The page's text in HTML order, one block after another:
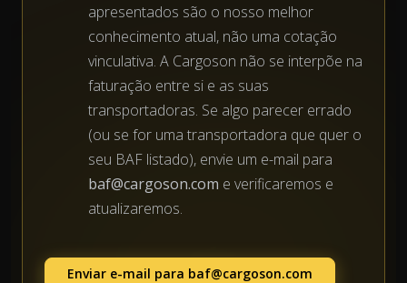
apresentados são o nosso melhor
conhecimento atual, não uma cotação
vinculativa. A Cargoson não se interpõe na
faturação entre si e as suas
transportadoras. Se algo parecer errado
(ou se for uma transportadora que quer o
seu BAF listado), envie um e-mail para
baf@cargoson.com e verificaremos e
atualizaremos.
Enviar e-mail para baf@cargoson.com